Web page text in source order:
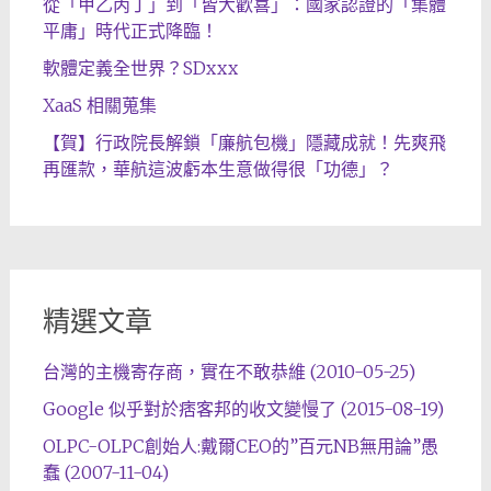
從「甲乙丙丁」到「皆大歡喜」：國家認證的「集體
平庸」時代正式降臨！
軟體定義全世界？SDxxx
XaaS 相關蒐集
【賀】行政院長解鎖「廉航包機」隱藏成就！先爽飛
再匯款，華航這波虧本生意做得很「功德」？
精選文章
台灣的主機寄存商，實在不敢恭維 (2010-05-25)
Google 似乎對於痞客邦的收文變慢了 (2015-08-19)
OLPC-OLPC創始人:戴爾CEO的”百元NB無用論”愚
蠢 (2007-11-04)